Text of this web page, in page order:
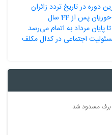
از 44 سال
مرداد به اتمام می‌رسد
اجتماعی در کدال مکلف